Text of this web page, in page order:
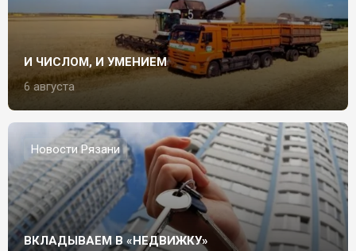
И ЧИСЛОМ, И УМЕНИЕМ
6 августа
Новости Рязани
ВКЛАДЫВАЕМ В «НЕДВИЖКУ»